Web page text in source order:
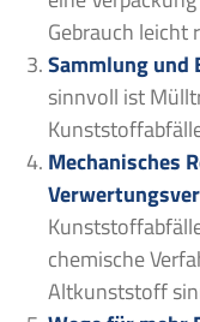
Gebrauch leicht
Sammlung
sinnvoll ist
Mechanisches
chemische
Altkunststoff